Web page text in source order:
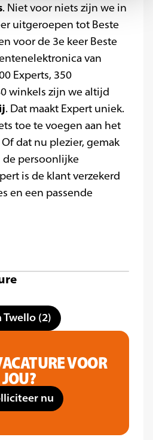
. Niet voor niets zijn we in
uitgeroepen tot Beste
voor de 3e keer Beste
van
Experts, 350
winkels zijn we altijd
. Dat maakt Expert uniek.
toe te voegen aan het
dat nu plezier, gemak
de persoonlijke
is de klant verzekerd
en een passende
(2)
VOOR
JOU?
nu